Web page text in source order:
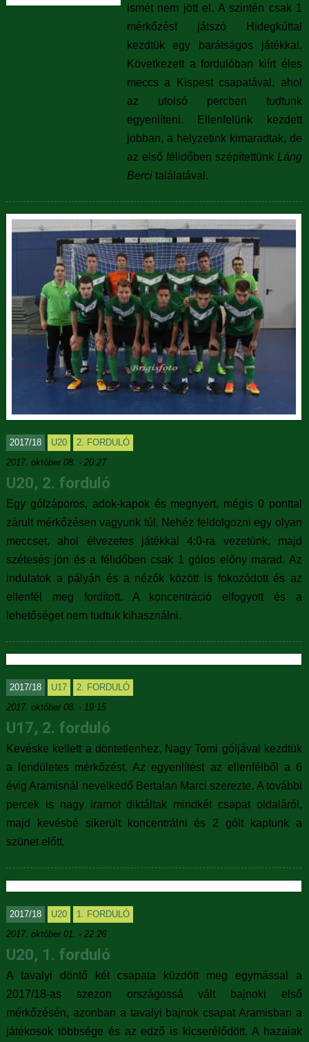
ismét nem jött el. A szintén csak 1
mérkőzést játszó Hidegkúttal
kezdtük egy barátságos játékkal.
Következett a fordulóban kiírt éles
meccs a Kispest csapatával, ahol
az utolsó percben tudtunk
egyenlíteni. Ellenfelünk kezdett
jobban, a helyzetink kimaradtak, de
az első félidőben szépítettünk Láng
Bercitalálatával.
2017/18 U20
2. FORDULÓ
2017. október 08. - 20:27
U20, 2. forduló
Egy gólzáporos, adok-kapok és megnyert, mégis 0 ponttal
zárult mérkőzésen vagyunk túl. Nehéz feldolgozni egy olyan
meccset, ahol élvezetes játékkal 4:0-ra vezetünk, majd
szétesés jön és a félidőben csak 1 gólos előny marad. Az
indulatok a pályán és a nézők között is fokozódott és az
ellenfél meg fordított. A koncentráció elfogyott és a
lehetőséget nem tudtuk kihasználni.
2017/18 U17
2. FORDULÓ
2017. október 08. - 19:15
U17, 2. forduló
Kevéske kellett a döntetlenhez, Nagy Tomi góljával kezdtük
a lendületes mérkőzést. Az egyenlítést az ellenfélből a 6
évig Aramisnál nevelkedő Bertalan Marci szerezte. A további
percek is nagy iramot diktáltak mindkét csapat oldaláról,
majd kevésbé sikerült koncentrálni és 2 gólt kaptunk a
szünet előtt.
2017/18 U20
1. FORDULÓ
2017. október 01. - 22:26
U20, 1. forduló
A tavalyi döntő két csapata küzdött meg egymással a
2017/18-as szezon országossá vált bajnoki első
mérkőzésén, azonban a tavalyi bajnok csapat Aramisban a
játékosok többsége és az edző is kicserélődött. A hazaiak